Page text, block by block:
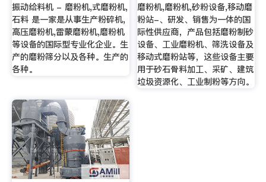
振动给料机 - 磨粉机,式磨粉机,
石料 是一家是从事生产粉碎机,
高压磨粉机,雷蒙磨粉机,磨粉机
等设备的国际型专业化企业。生
产的磨粉筛分以及各种。生产的
各种。
磨粉机,磨粉机,砂粉设备,移动磨
粉站-、研发、销售为一体的国
际性供应商，产品包括磨粉制砂
设备、工业磨粉机、筛洗设备及
移动式磨粉站等，这些设备主要
用于砂石骨料加工、采矿、建筑
垃圾资源化、工业制粉等方向。